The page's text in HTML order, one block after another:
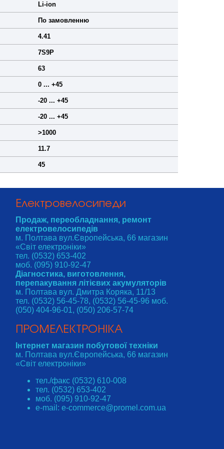
Li-ion
По замовленню
4.41
7S9P
63
0 ... +45
-20 ... +45
-20 ... +45
>1000
11.7
45
Електровелосипеди
Продаж, переобладнання, ремонт
електровелосипедів
м. Полтава вул.Європейська, 66 магазин
«Світ електроніки»
тел. (0532) 653-402
моб. (095) 910-92-47
Діагностика, виготовлення,
перепакування літієвих акумуляторів
м. Полтава вул. Дмитра Коряка, 11/13
тел. (0532) 56-45-78, (0532) 56-45-96 моб.
(050) 404-96-01, (050) 206-57-74
ПРОМЕЛЕКТРОНІКА
Інтернет магазин побутової техніки
м. Полтава вул.Європейська, 66 магазин
«Світ електроніки»
тел./факс (0532) 610-008
тел. (0532) 653-402
моб. (095) 910-92-47
e-mail: e-commerce@promel.com.ua